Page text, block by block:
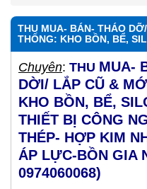
THU MUA- BÁN- THÁO
THỐNG: KHO BỒN, BỂ,
Chuyên: THU MUA-
DỜI/ LẮP CŨ &
KHO BỒN, BỂ,
THIẾT BỊ CÔNG
THÉP- HỢP KIM
ÁP LỰC-BỒN GIA
0974060068)